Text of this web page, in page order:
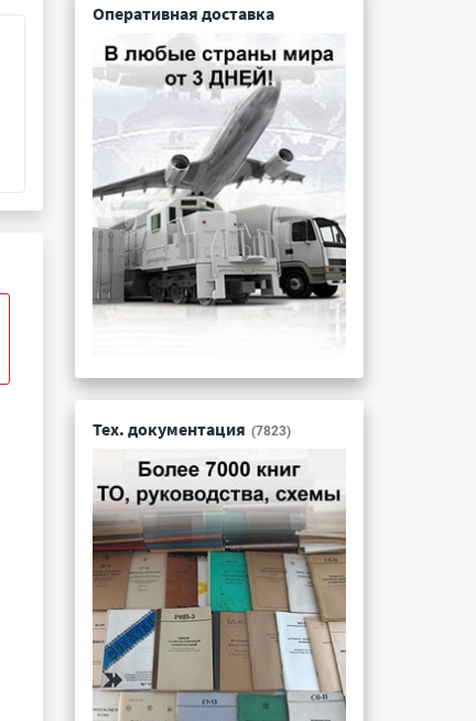
Подробнее ...
Оперативная доставка
Тех. документация (7823)